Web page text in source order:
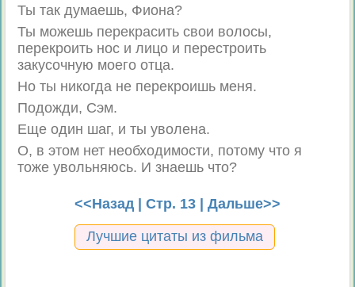
Ты так думаешь, Фиона?
Ты можешь перекрасить свои волосы,
перекроить нос и лицо и перестроить
закусочную моего отца.
Но ты никогда не перекроишь меня.
Подожди, Сэм.
Еще один шаг, и ты уволена.
О, в этом нет необходимости, потому что я
тоже увольняюсь. И знаешь что?
<<Назад | Стр. 13 | Дальше>>
Лучшие цитаты из фильма